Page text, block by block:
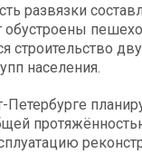
развязки
обустроены
строительство
населения.
Петербурге